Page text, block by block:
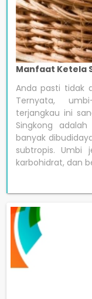
Manfaat Ketela
Anda pasti tidak
Ternyata,
terjangkau ini
Singkong
banyak
subtropis. Umbi
karbohidrat, dan